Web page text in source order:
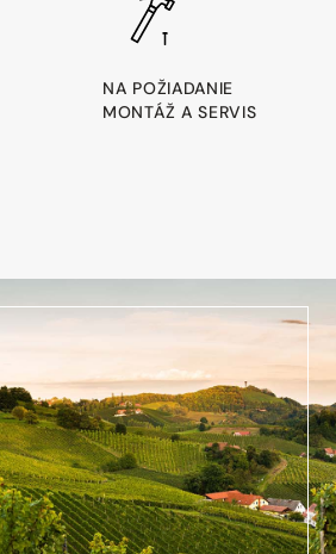
NA POŽIADANIE
MONTÁŽ A SERVIS